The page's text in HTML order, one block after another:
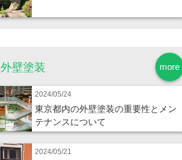
more
外壁塗装
2024/05/24
東京都内の外壁塗装の重要性とメン
テナンスについて
2024/05/21